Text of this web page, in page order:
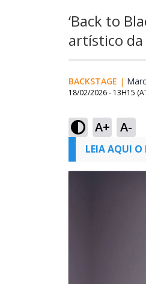
‘Back to
artístico
BACKSTAGE |
18/02/2026 - 13H15
A+ A-
LEIA AQUI